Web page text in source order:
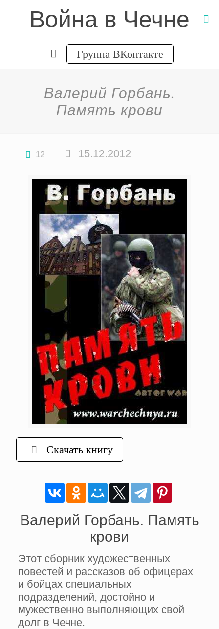
Война в Чечне
Группа ВКонтакте
Валерий Горбань.
Память крови
12 15.12.2012
Скачать книгу
Валерий Горбань. Память
крови
Этот сборник художественных
повестей и рассказов об офицерах
и бойцах специальных
подразделений, достойно и
мужественно выполняющих свой
долг в Чечне.